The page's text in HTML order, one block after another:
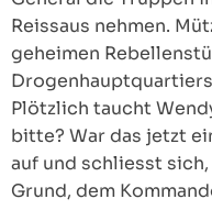
Reissaus nehmen.
geheimen
Plötzlich taucht
bitte? War das jetzt
auf und schliesst
Grund, dem